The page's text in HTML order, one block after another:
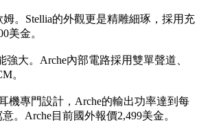
。Stellia的外觀更是精雕細琢，採用充
美金。
大。Arche內部電路採用雙單聲道、
。
機專門設計，Arche的輸出功率達到每
。Arche目前國外報價2,499美金。